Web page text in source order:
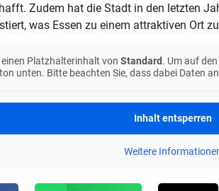
Zudem hat die Stadt in den letzten
was Essen zu einem attraktiven Ort
einen Platzhalterinhalt vonStandard . Um auf
unten. Bitte beachten Sie, dass dabei Daten
Inhalt entsperren
Weitere